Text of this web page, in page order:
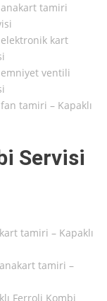
tamiri
kart
ventili
tamiri – Kapaklı
Servisi
tamiri – Kapaklı
tamiri –
Ferroli Kombi